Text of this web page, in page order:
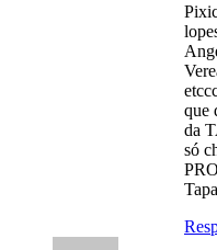
que
da
só